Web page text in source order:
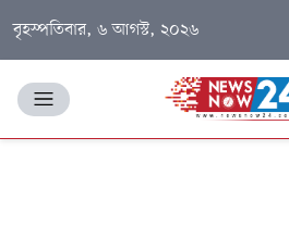
বৃহস্পতিবার, ৬ আগস্ট, ২০২৬